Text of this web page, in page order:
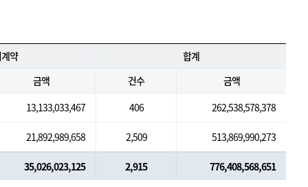
약
합계
금액
건수
금액
13,133,033,467
406 262,538,578,378
21,892,989,658 2,509 513,869,990,273
35,026,023,125 2,915 776,408,568,651